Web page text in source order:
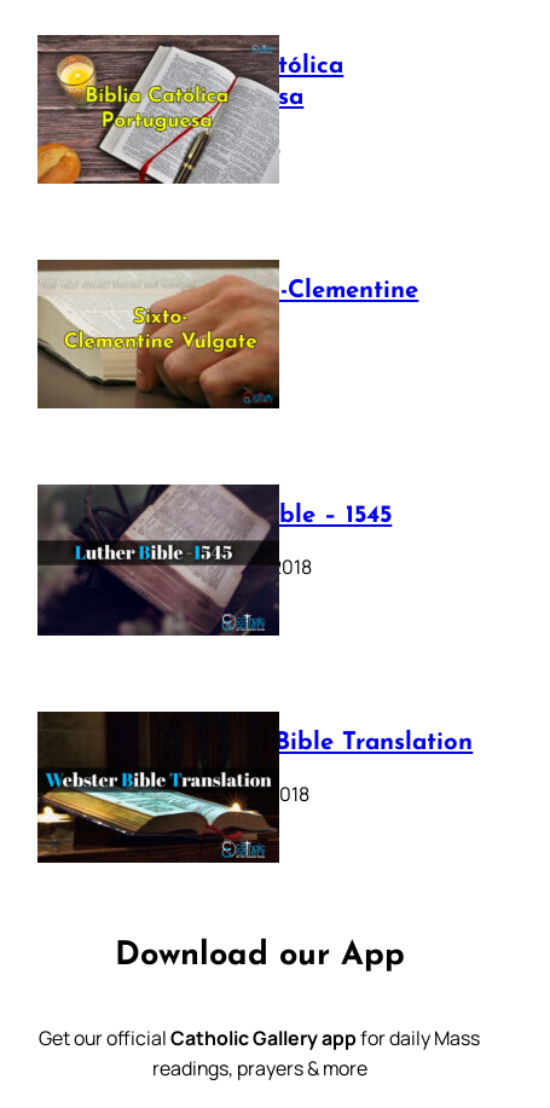
Bíblia Católica
Portuguesa
July 16, 2025
The Sixto-Clementine
Vulgate
July 12, 2025
Luther Bible – 1545
October 17, 2018
Webster Bible Translation
October 11, 2018
Download our App
Get our officialCatholic Gallery appfor daily Mass
readings, prayers & more